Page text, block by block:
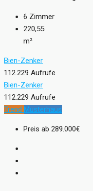
6 Zimmer
220,55
m²
Bien-Zenker
112.229 Aufrufe
Bien-Zenker
112.229 Aufrufe
Trend Musterhaus
Preis ab 289.000€